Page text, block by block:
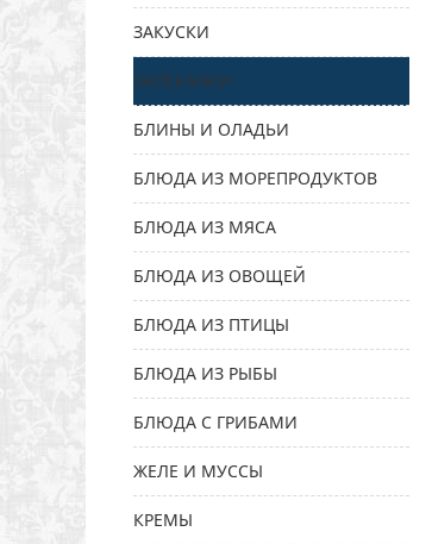
ЗАКУСКИ
ЗАПЕКАНКИ
БЛИНЫ И ОЛАДЬИ
БЛЮДА ИЗ МОРЕПРОДУКТОВ
БЛЮДА ИЗ МЯСА
БЛЮДА ИЗ ОВОЩЕЙ
БЛЮДА ИЗ ПТИЦЫ
БЛЮДА ИЗ РЫБЫ
БЛЮДА С ГРИБАМИ
ЖЕЛЕ И МУССЫ
КРЕМЫ